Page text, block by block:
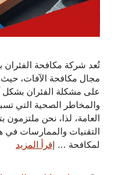
تُعد شركة مكافحة الفئران
مجال مكافحة الآفات،
على مشكلة الفئران بشكل
والمخاطر الصحية التي
العامة، لذا، نحن
التقنيات والممارسات في
لمكافحة … إقرأ المزيد